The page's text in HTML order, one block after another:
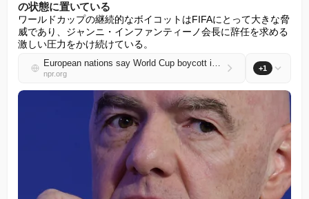
の状態に置いている
ワールドカップの継続的なボイコットはFIFAにとって大きな脅
威であり、ジャンニ・インファンティーノ会長に辞任を求める
激しい圧力をかけ続けている。
European nations say World Cup boycott is still on, keeping FIFA's Infantino in limbo
npr.org
+1